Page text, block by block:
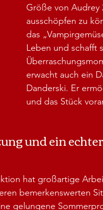
Größe von Audrey
ausschöpfen zu
das
Leben und schafft
erwacht auch ein
Danderski. Er
und das Stück
und ein
hat großartige
bemerkenswerten
gelungene